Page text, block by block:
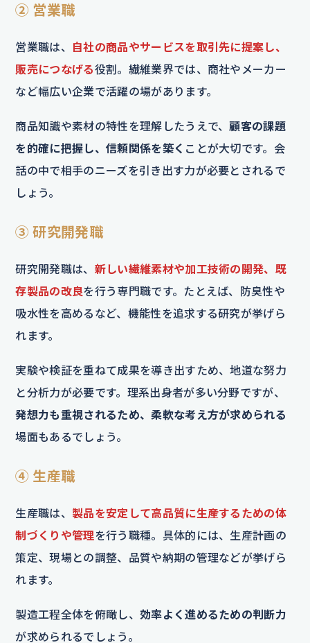
② 営業職
営業職は、
自社の商品やサービスを取引先に提案し、
販売につなげる役割。繊維業界では、商社やメーカー
など幅広い企業で活躍の場があります。
商品知識や素材の特性を理解したうえで、顧客の課題
を的確に把握し、信頼関係を築く ことが大切です。会
話の中で相手のニーズを引き出す力が必要とされるで
しょう。
③ 研究開発職
研究開発職は、 新しい繊維素材や加工技術の開発、既
存製品の改良を行う専門職です。たとえば、防臭性や
吸水性を高めるなど、機能性を追求する研究が挙げら
れます。
実験や検証を重ねて成果を導き出すため、地道な努力
と分析力が必要です。理系出身者が多い分野ですが、
発想力も重視されるため、柔軟な考え方が求められる
場面もあるでしょう。
④ 生産職
生産職は、 製品を安定して高品質に生産するための体
制づくりや管理を行う職種。具体的には、生産計画の
策定、現場との調整、品質や納期の管理などが挙げら
れます。
製造工程全体を俯瞰し、 効率よく進めるための判断力
が求められるでしょう。